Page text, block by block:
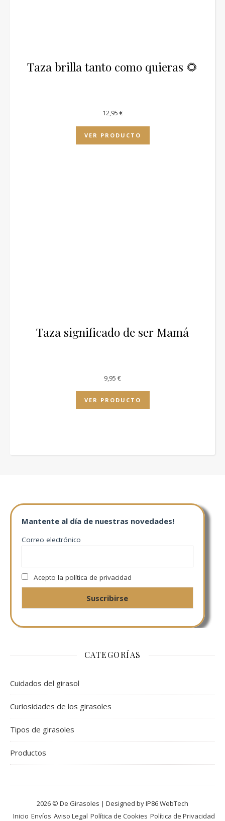
Taza brilla tanto como quieras 🌻
12,95 €
VER PRODUCTO
Taza significado de ser Mamá
9,95 €
VER PRODUCTO
Mantente al día de nuestras novedades!
Correo electrónico
Acepto la política de privacidad
CATEGORÍAS
Cuidados del girasol
Curiosidades de los girasoles
Tipos de girasoles
Productos
2026 © De Girasoles | Designed by IP86 WebTech
Inicio Envíos Aviso Legal Política de Cookies Política de Privacidad